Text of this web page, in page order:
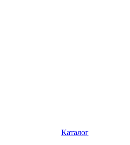
Каталог